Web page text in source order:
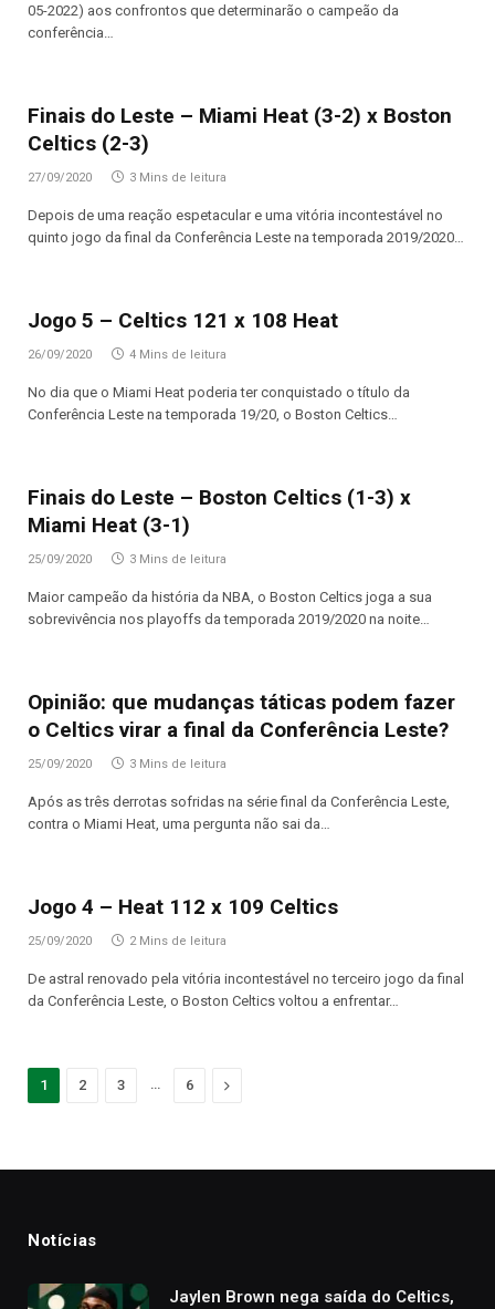
05-2022) aos confrontos que determinarão o campeão da
conferência…
Finais do Leste – Miami Heat (3-2) x Boston
Celtics (2-3)
27/09/2020 3 Mins de leitura
Depois de uma reação espetacular e uma vitória incontestável no
quinto jogo da final da Conferência Leste na temporada 2019/2020…
Jogo 5 – Celtics 121 x 108 Heat
26/09/2020 4 Mins de leitura
No dia que o Miami Heat poderia ter conquistado o título da
Conferência Leste na temporada 19/20, o Boston Celtics…
Finais do Leste – Boston Celtics (1-3) x
Miami Heat (3-1)
25/09/2020 3 Mins de leitura
Maior campeão da história da NBA, o Boston Celtics joga a sua
sobrevivência nos playoffs da temporada 2019/2020 na noite…
Opinião: que mudanças táticas podem fazer
o Celtics virar a final da Conferência Leste?
25/09/2020 3 Mins de leitura
Após as três derrotas sofridas na série final da Conferência Leste,
contra o Miami Heat, uma pergunta não sai da…
Jogo 4 – Heat 112 x 109 Celtics
25/09/2020 2 Mins de leitura
De astral renovado pela vitória incontestável no terceiro jogo da final
da Conferência Leste, o Boston Celtics voltou a enfrentar…
1 2 3 … 6 Proximo
Notícias
Jaylen Brown nega saída do Celtics,